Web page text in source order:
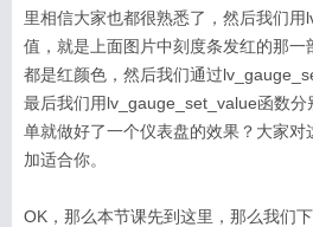
里相信大家也都很熟悉了，然后我们
值，就是上面图片中刻度条发红的那
都是红颜色，然后我们通过
最后我们用lv_gauge_set_value函数
单就做好了一个仪表盘的效果？大家
加适合你。
OK，那么本节课先到这里，那么我们